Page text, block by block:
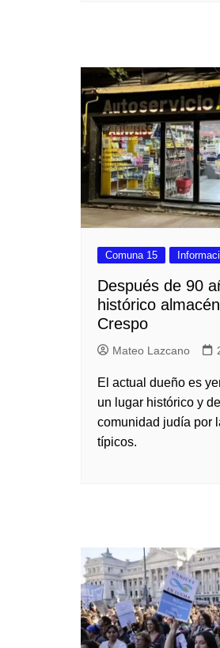
Comuna 15
Después de 90
histórico
Crespo
Mateo Lazcano
El actual dueño es
un lugar histórico y
comunidad judía por
típicos.